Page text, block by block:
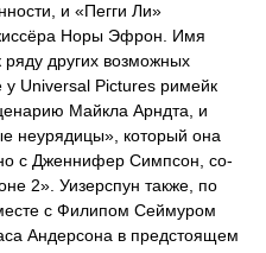
и «Пегги Ли»
Норы Эфрон. Имя
ряду других возможных
Universal Pictures римейк
Майкла Арндта, и
неурядицы», который она
с Дженнифер Симпсон, со-
2». Уизерспун также, по
с Филипом Сеймуром
Андерсона в предстоящем